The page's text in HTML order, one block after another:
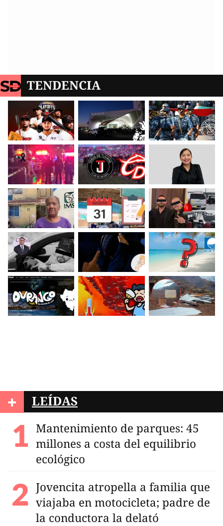
TENDENCIA
+ LEÍDAS
Mantenimiento de parques: 45
millones a costa del equilibrio
ecológico
Jovencita atropella a familia que
viajaba en motocicleta; padre de
la conductora la delató